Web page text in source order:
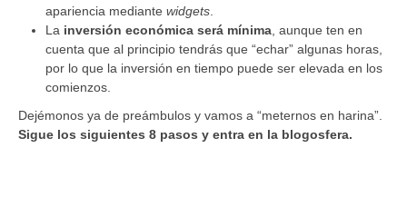
apariencia mediante widgets
La inversión económica será mínima , aunque ten en
cuenta que al principio tendrás que “echar” algunas horas,
por lo que la inversión en tiempo puede ser elevada en los
comienzos.
Dejémonos ya de preámbulos y vamos a “meternos en harina”.
Sigue los siguientes 8 pasos y entra en la blogosfera.